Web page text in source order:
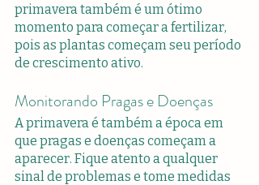
primavera também é um ótimo
momento para começar a fertilizar,
pois as plantas começam seu período
de crescimento ativo.
Monitorando Pragas e Doenças
A primavera é também a época em
que pragas e doenças começam a
aparecer. Fique atento a qualquer
sinal de problemas e tome medidas